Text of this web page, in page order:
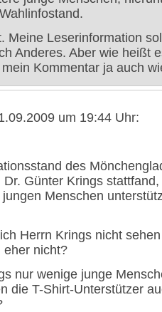
Meine Leserinformation
Anderes. Aber wie heißt
Kommentar ja auch
um 19:44 Uhr:
des
Günter Krings
Menschen
Herrn Krings nicht
eher nicht?
nur wenige junge
die T-Shirt-Unterstützer